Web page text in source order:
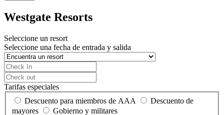
Westgate Resorts
Seleccione un resort
Seleccione una fecha de entrada y salida
Tarifas especiales
Descuento para miembros de AAA
Descuento de
mayores
Gobierno y militares